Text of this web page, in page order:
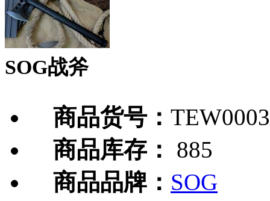
SOG战斧
商品货号：
商品库存：
885
商品品牌： SOG